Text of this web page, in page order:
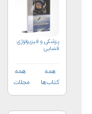
پزشکی و فیزیولوژی
فضایی
همه
کتاب‌ها
همه
مجلات